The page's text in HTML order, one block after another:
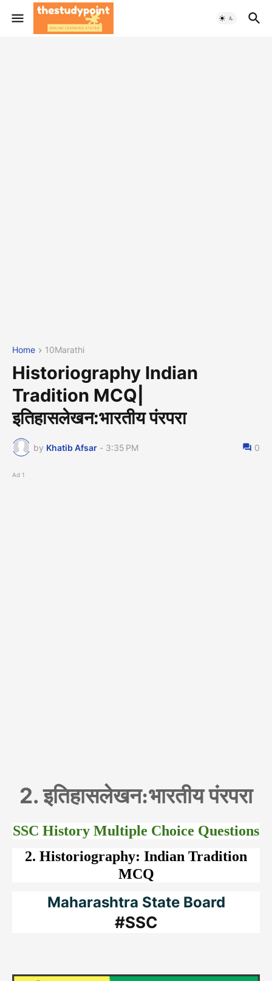
Home 10Marathi
Historiography Indian
Tradition MCQ|
इतिहासलेखन:भारतीय पंरपरा
by Khatib Afsar - 3:35 PM 0
Ad 1
2. इतिहासलेखन:भारतीय पंरपरा
SSC History Multiple Choice Questions
2. Historiography: Indian Tradition
MCQ
Maharashtra State Board
#SSC